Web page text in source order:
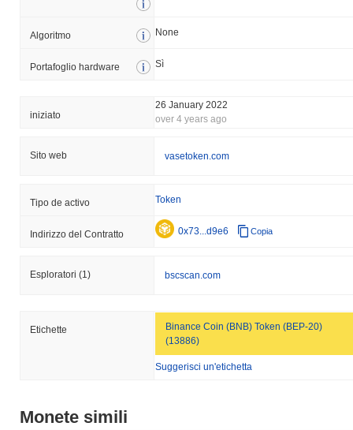
Algoritmo None
Portafoglio hardware Sì
iniziato
26 January 2022
over 4 years ago
Sito web vasetoken.com
Tipo de activo Token
Indirizzo del Contratto 0x73...d9e6 Copia
Esploratori (1) bscscan.com
Etichette
Binance Coin (BNB) Token (BEP-20)
(13886)
Suggerisci un'etichetta
Monete simili